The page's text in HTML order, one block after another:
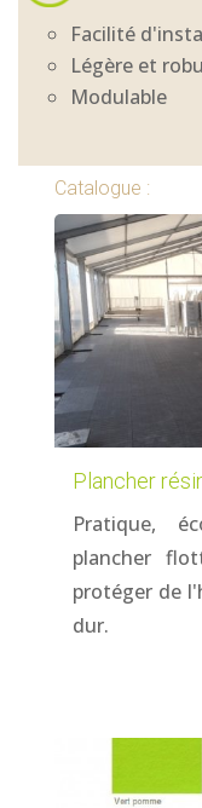
Facilité
Légère et
Modulable
Catalogue :
Plancher
Pratique,
plancher
protéger de
dur.